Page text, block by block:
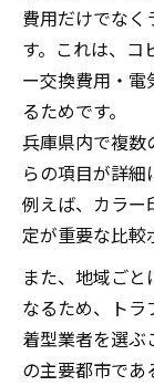
費用だけでなく
す。これは、コ
ー交換費用・電
るためです。
兵庫県内で複数
らの項目が詳細
例えば、カラー
定が重要な比較
また、地域ご
なるため、トラ
着型業者を選ぶ
の主要都市であ